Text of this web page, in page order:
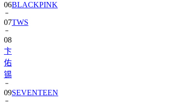
06BLACKPINK
07TWS
08
卞
佑
锡
09SEVENTEEN